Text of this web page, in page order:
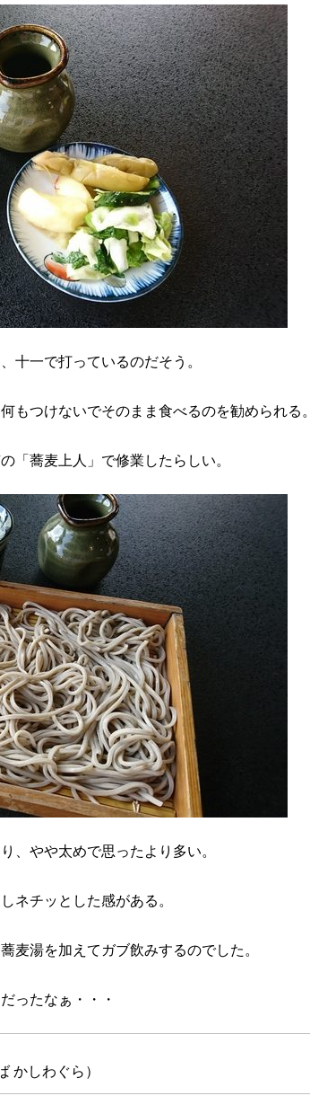
十一で打っているのだそう。
もつけないでそのまま食べるのを勧められる。
「蕎麦上人」で修業したらしい。
、やや太めで思ったより多い。
ネチッとした感がある。
麦湯を加えてガブ飲みするのでした。
ったなぁ・・・
かしわぐら）